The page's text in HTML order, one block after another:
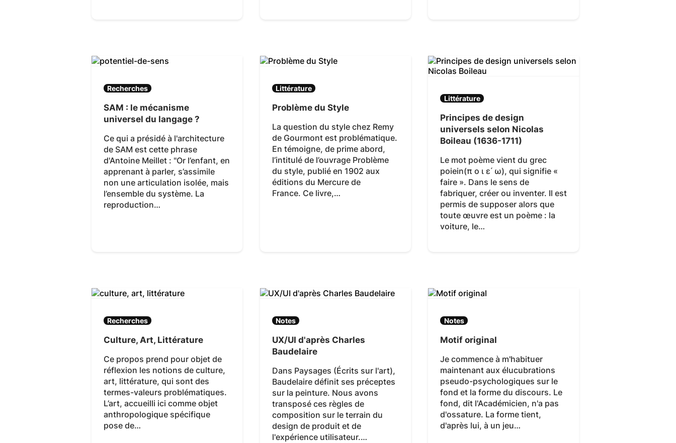
Recherches
SAM : le mécanisme
universel du langage ?
Ce qui a présidé à l'architecture
de SAM est cette phrase
d'Antoine Meillet : "Or l’enfant, en
apprenant à parler, s’assimile
non une articulation isolée, mais
l’ensemble du système. La
reproduction…
Littérature
Problème du Style
La question du style chez Remy
de Gourmont est problématique.
En témoigne, de prime abord,
l’intitulé de l’ouvrage Problème
du style, publié en 1902 aux
éditions du Mercure de
France. Ce livre,…
Littérature
Principes de design
universels selon Nicolas
Boileau (1636-1711)
Le mot poème vient du grec
poiein(π ο ι ε ́ ω), qui signifie «
faire ». Dans le sens de
fabriquer, créer ou inventer. Il est
permis de supposer alors que
toute œuvre est un poème : la
voiture, le…
Recherches
Culture, Art, Littérature
Ce propos prend pour objet de
réflexion les notions de culture,
art, littérature, qui sont des
termes-valeurs problématiques.
L’art, accueilli ici comme objet
anthropologique spécifique
pose de…
Notes
UX/UI d'après Charles
Baudelaire
Dans Paysages (Écrits sur l'art),
Baudelaire définit ses préceptes
sur la peinture. Nous avons
transposé ces règles de
composition sur le terrain du
design de produit et de
l'expérience utilisateur.…
Notes
Motif original
Je commence à m'habituer
maintenant aux élucubrations
pseudo-psychologiques sur le
fond et la forme du discours. Le
fond, dit l'Académicien, n'a pas
d'ossature. La forme tient,
d'après lui, à un jeu…